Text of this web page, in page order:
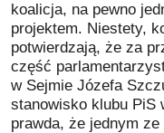
koalicja, na pewno
projektem. Niestety,
potwierdzają, że za
część
w Sejmie Józefa
stanowisko klubu PiS
prawda, że jednym